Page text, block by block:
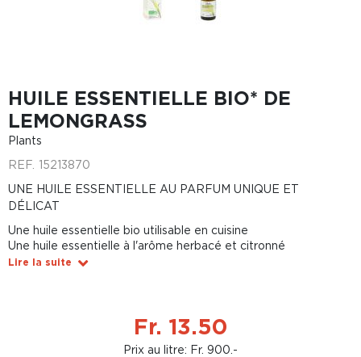
HUILE ESSENTIELLE BIO* DE
LEMONGRASS
Plants
REF. 15213870
UNE HUILE ESSENTIELLE AU PARFUM UNIQUE ET
DÉLICAT
Une huile essentielle bio utilisable en cuisine
Une huile essentielle à l'arôme herbacé et citronné
Lire la suite
Fr. 13.50
Prix au litre: Fr. 900.-